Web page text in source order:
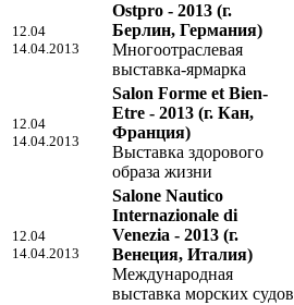
12.04
14.04.2013
Ostpro - 2013 (г.
Берлин, Германия)
Многоотраслевая
выставка-ярмарка
12.04
14.04.2013
Salon Forme et Bien-
Etre - 2013 (г. Кан,
Франция)
Выставка здорового
образа жизни
12.04
14.04.2013
Salone Nautico
Internazionale di
Venezia - 2013 (г.
Венеция, Италия)
Международная
выставка морских судов